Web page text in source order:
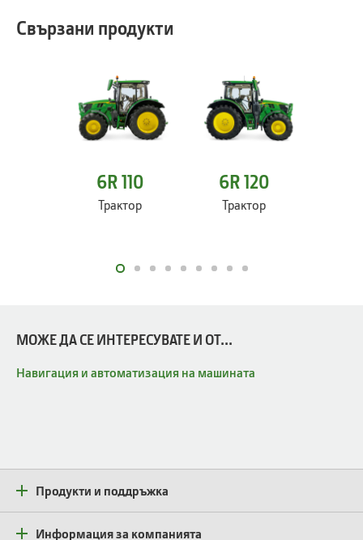
Свързани продукти
6R 110
Трактор
6R 120
Трактор
МОЖЕ ДА СЕ ИНТЕРЕСУВАТЕ И ОТ...
Навигация и автоматизация на машината
Продукти и поддръжка
Информация за компанията